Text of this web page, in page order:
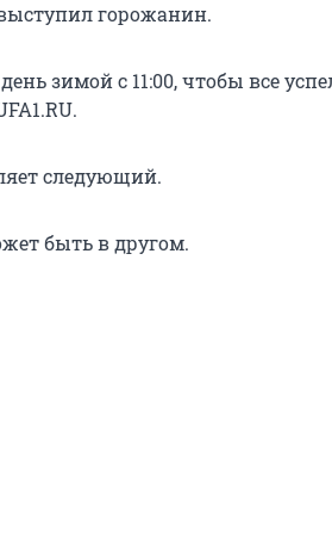
горожанин.
зимой с 11:00, чтобы все
следующий.
быть в другом.